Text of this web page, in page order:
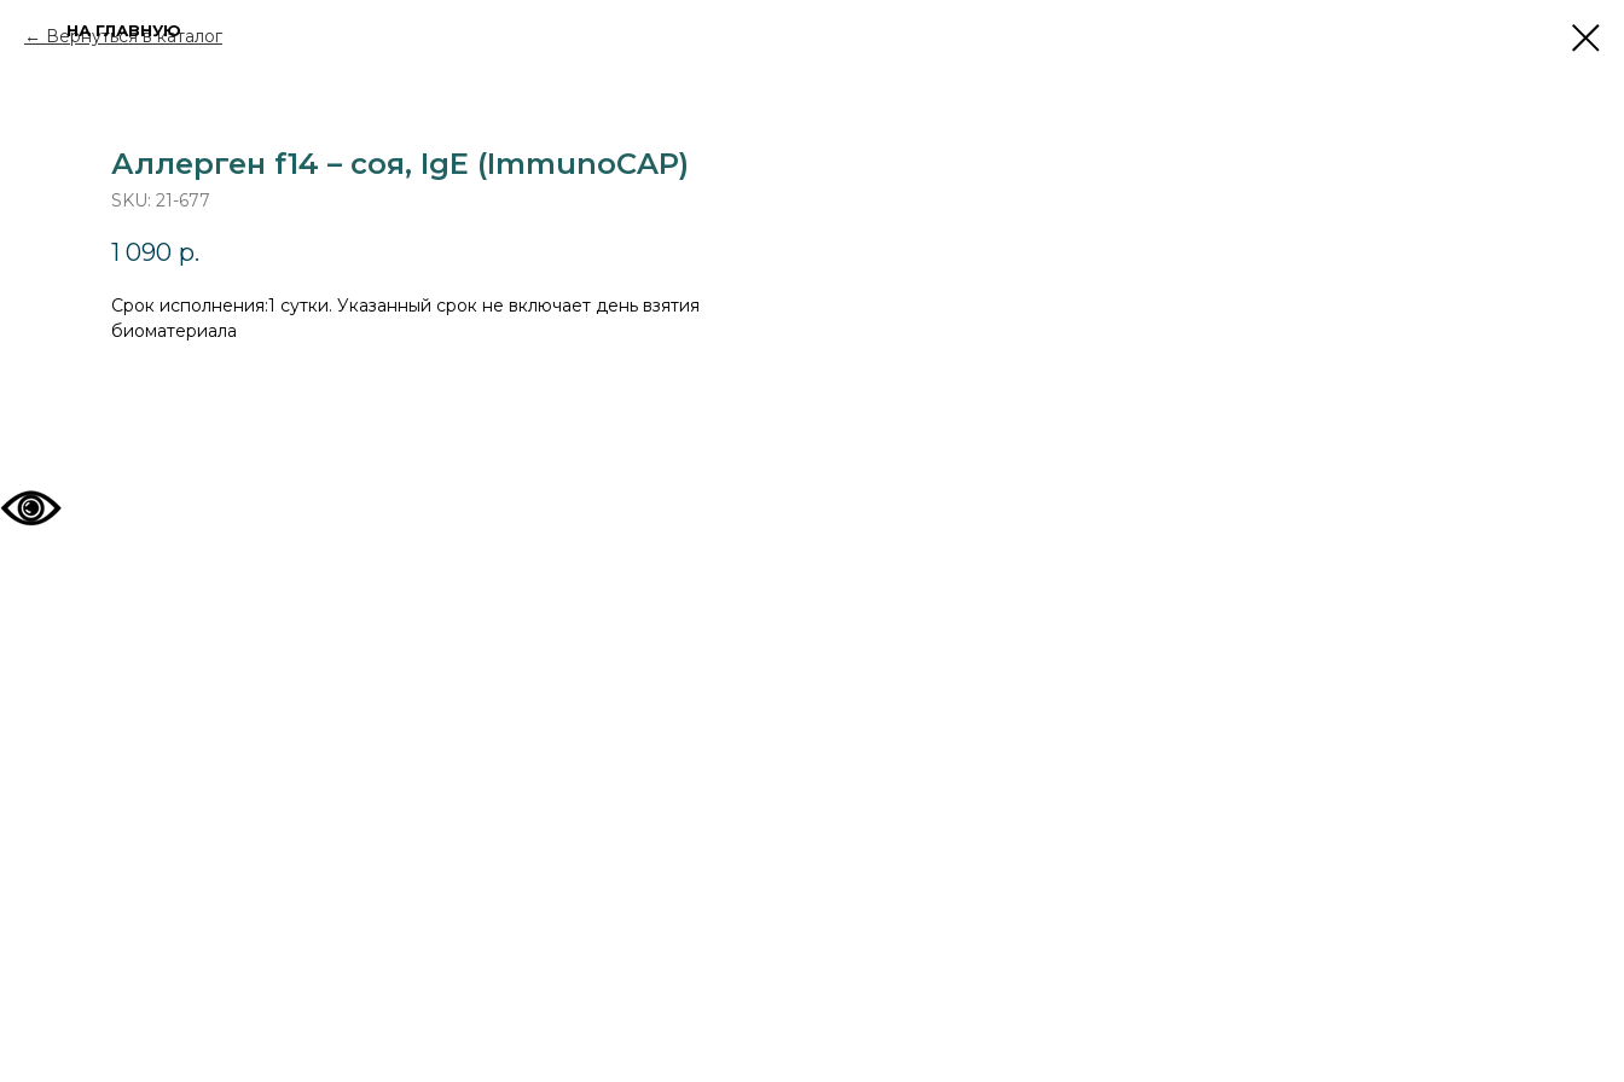
Вернуться в каталог
Аллерген f14 – соя, IgE (ImmunoCAP)
SKU: 21-677
1 090 р.
Cрок исполнения:1 сутки. Указанный срок не включает день взятия
биоматериала
НА ГЛАВНУЮ